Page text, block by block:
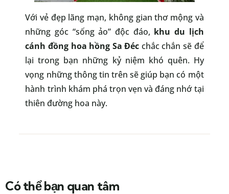
Với vẻ đẹp lãng mạn, không gian thơ mộng và
những góc “sống ảo” độc đáo, khu du lịch
cánh đồng hoa hồng Sa Đéc chắc chắn sẽ để
lại trong bạn những kỷ niệm khó quên. Hy
vọng những thông tin trên sẽ giúp bạn có một
hành trình khám phá trọn vẹn và đáng nhớ tại
thiên đường hoa này.
Có thể bạn quan tâm